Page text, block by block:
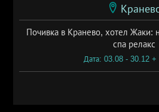
Почивка в Кранево, хотел Жаки:
спа релакс
Дата: 03.08 - 30.12 +